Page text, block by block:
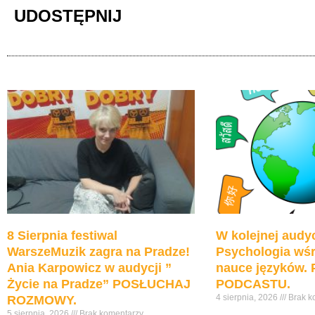
UDOSTĘPNIJ
8 Sierpnia festiwal
WarszeMuzik zagra na Pradze!
Ania Karpowicz w audycji ”
Życie na Pradze” POSŁUCHAJ
ROZMOWY.
W kolejnej
Psychologia
nauce języków.
PODCASTU.
4 sierpnia, 2026 Brak